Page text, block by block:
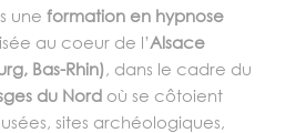
une formation en hypnose
au coeur de l’Alsace
Bas-Rhin)
, dans le cadre du
du Nord où se côtoient
sites archéologiques,